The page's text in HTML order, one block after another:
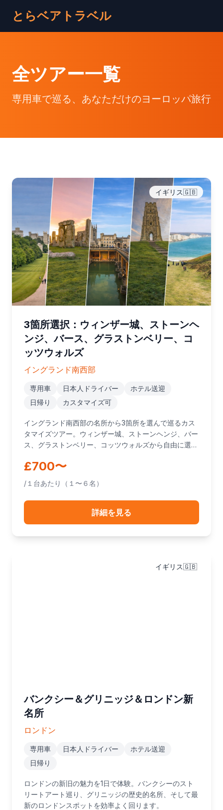
とらベアトラベル
全ツアー一覧
専用車で巡る、あなただけのヨーロッパ旅行
イギリス🇬🇧
3箇所選択：ウィンザー城、ストーンヘ
ンジ、バース、グラストンベリー、コ
ッツウォルズ
イングランド南西部
専用車 日本人ドライバー
ホテル送迎
日帰り
カスタマイズ可
イングランド南西部の名所から3箇所を選んで巡るカス
タマイズツアー。ウィンザー城、ストーンヘンジ、バー
ス、グラストンベリー、コッツウォルズから自由に選択
£700〜
/１台あたり（１〜６名）
詳細を見る
イギリス🇬🇧
バンクシー＆グリニッジ＆ロンドン新
名所
ロンドン
専用車 日本人ドライバー
ホテル送迎
日帰り
ロンドンの新旧の魅力を1日で体験。バンクシーのスト
リートアート巡り、グリニッジの歴史的名所、そして最
新のロンドンスポットを効率よく回ります。